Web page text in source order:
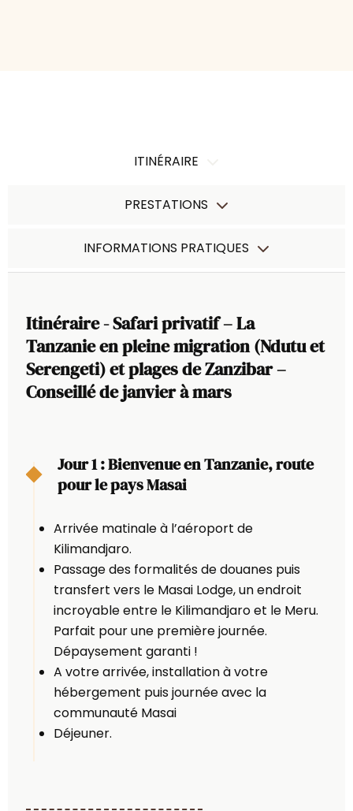
ITINÉRAIRE
PRESTATIONS
INFORMATIONS PRATIQUES
Itinéraire - Safari privatif – La
Tanzanie en pleine migration (Ndutu et
Serengeti) et plages de Zanzibar –
Conseillé de janvier à mars
Jour 1 : Bienvenue en Tanzanie, route
pour le pays Masai
Arrivée matinale à l’aéroport de
Kilimandjaro.
Passage des formalités de douanes puis
transfert vers le Masai Lodge, un endroit
incroyable entre le Kilimandjaro et le Meru.
Parfait pour une première journée.
Dépaysement garanti !
A votre arrivée, installation à votre
hébergement puis journée avec la
communauté Masai
Déjeuner.